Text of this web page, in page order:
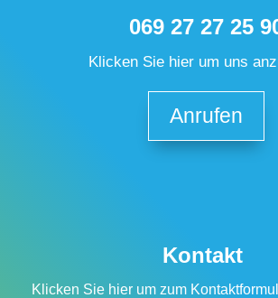
069 27 27 25
Klicken Sie hier um uns
Anrufen
Kontakt
Klicken Sie hier um zum